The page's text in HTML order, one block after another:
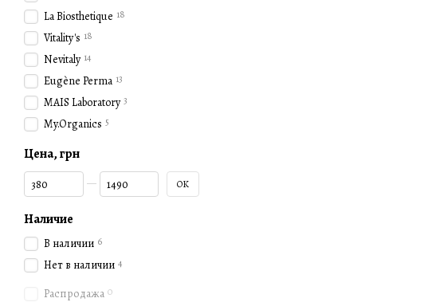
La Biosthetique 18
Vitality's 18
Nevitaly 14
Eugène Perma 13
MAIS Laboratory 3
My.Organics 5
Цена, грн
От Цена, грн
До Цена, грн OK
Наличие
В наличии 6
Нет в наличии 4
Распродажа 0